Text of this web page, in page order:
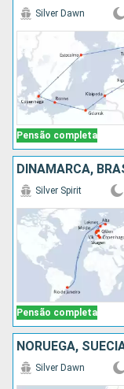
Pensão completa
Silver Dawn
DINAMARCA,
Pensão completa
Silver Spirit
NORUEGA,
Silver Dawn